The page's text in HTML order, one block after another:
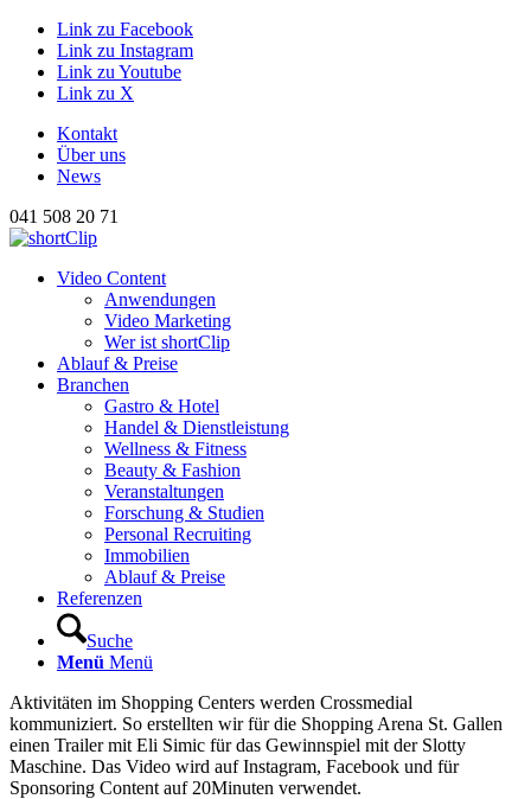
Link zu Facebook
Link zu Instagram
Link zu Youtube
Link zu X
Kontakt
Über uns
News
041 508 20 71
Hauptnavigation
Video Content
Anwendungen
Video Marketing
Wer ist shortClip
Ablauf & Preise
Branchen
Gastro & Hotel
Handel & Dienstleistung
Wellness & Fitness
Beauty & Fashion
Veranstaltungen
Forschung & Studien
Personal Recruiting
Immobilien
Ablauf & Preise
Referenzen
Suche
Menü Menü
Aktivitäten im Shopping Centers werden Crossmedial
kommuniziert. So erstellten wir für die Shopping Arena St. Gallen
einen Trailer mit Eli Simic für das Gewinnspiel mit der Slotty
Maschine. Das Video wird auf Instagram, Facebook und für
Sponsoring Content auf 20Minuten verwendet.